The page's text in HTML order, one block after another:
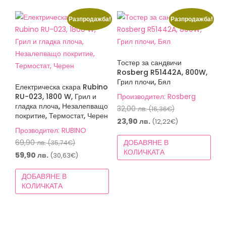
Разпродажба!
Електрическа скара Rubino
RU-023, 1800 W, Грил и
гладка плоча, Незалепващо
покритие, Термостат, Черен
Прозводител: RUBINO
69,90лв.(35,74€)Original
price
was:
(35,74€).
59,90 лв. (30,63€)
цена
59,90 лв.
ДОБАВЯНЕ В
КОЛИЧКАТА
Разпродажба!
Тостер за сандвичи
Rosberg R51442A, 800W,
Грил плочи, Бял
Производител: Rosberg
32,00лв.(16,36€)Original
price
was:
23,90 лв.(12,22€)Текущата
цена
23,90 лв.
ДОБАВЯНЕ В
КОЛИЧКАТА